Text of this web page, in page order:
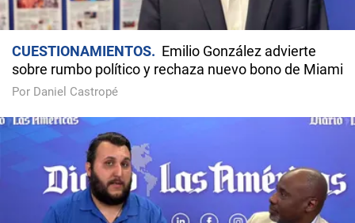
CUESTIONAMIENTOS
Emilio González advierte
sobre rumbo político y rechaza nuevo bono de Miami
Por Daniel Castropé